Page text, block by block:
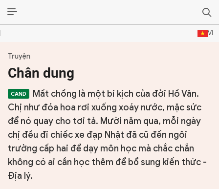
VI
ĐỜI SỐNG VĂN HÓA
LÝ LUẬN
TRUYỀN THỐNG
TRUYỆN
Truyện
Chân dung
Mất chồng là một bi kịch của đời Hồ Vân.
Chị như đóa hoa rơi xuống xoáy nước, mặc sức
để nó quay cho tơi tả. Mười năm qua, mỗi ngày
chị đều đi chiếc xe đạp Nhật đã cũ đến ngôi
trường cấp hai để dạy môn học mà chắc chắn
không có ai cần học thêm để bổ sung kiến thức -
Địa lý.